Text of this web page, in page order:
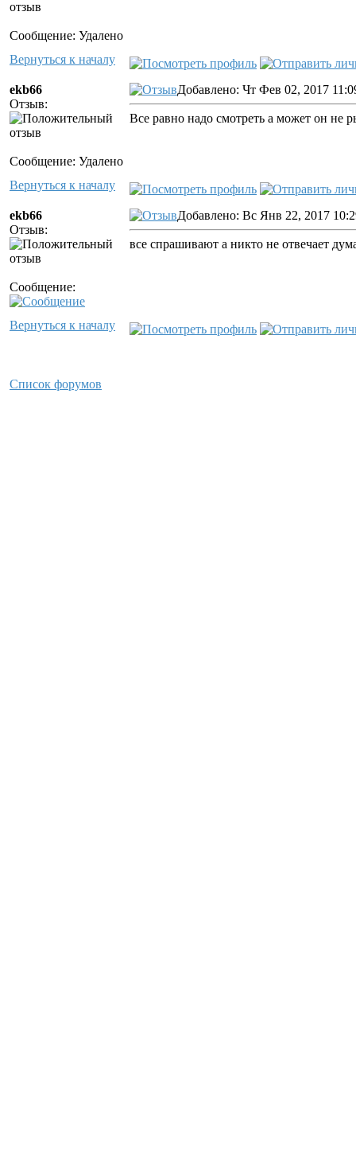
Сообщение: Удалено
Вернуться к началу
ekb66
Отзыв:
Сообщение: Удалено
Добавлено: Чт Фев 02, 2017
Все равно надо смотреть а может он не
Вернуться к началу
ekb66
Отзыв:
Сообщение:
Добавлено: Вс Янв 22, 2017
все спрашивают а никто не отвечает
Вернуться к началу
Список форумов